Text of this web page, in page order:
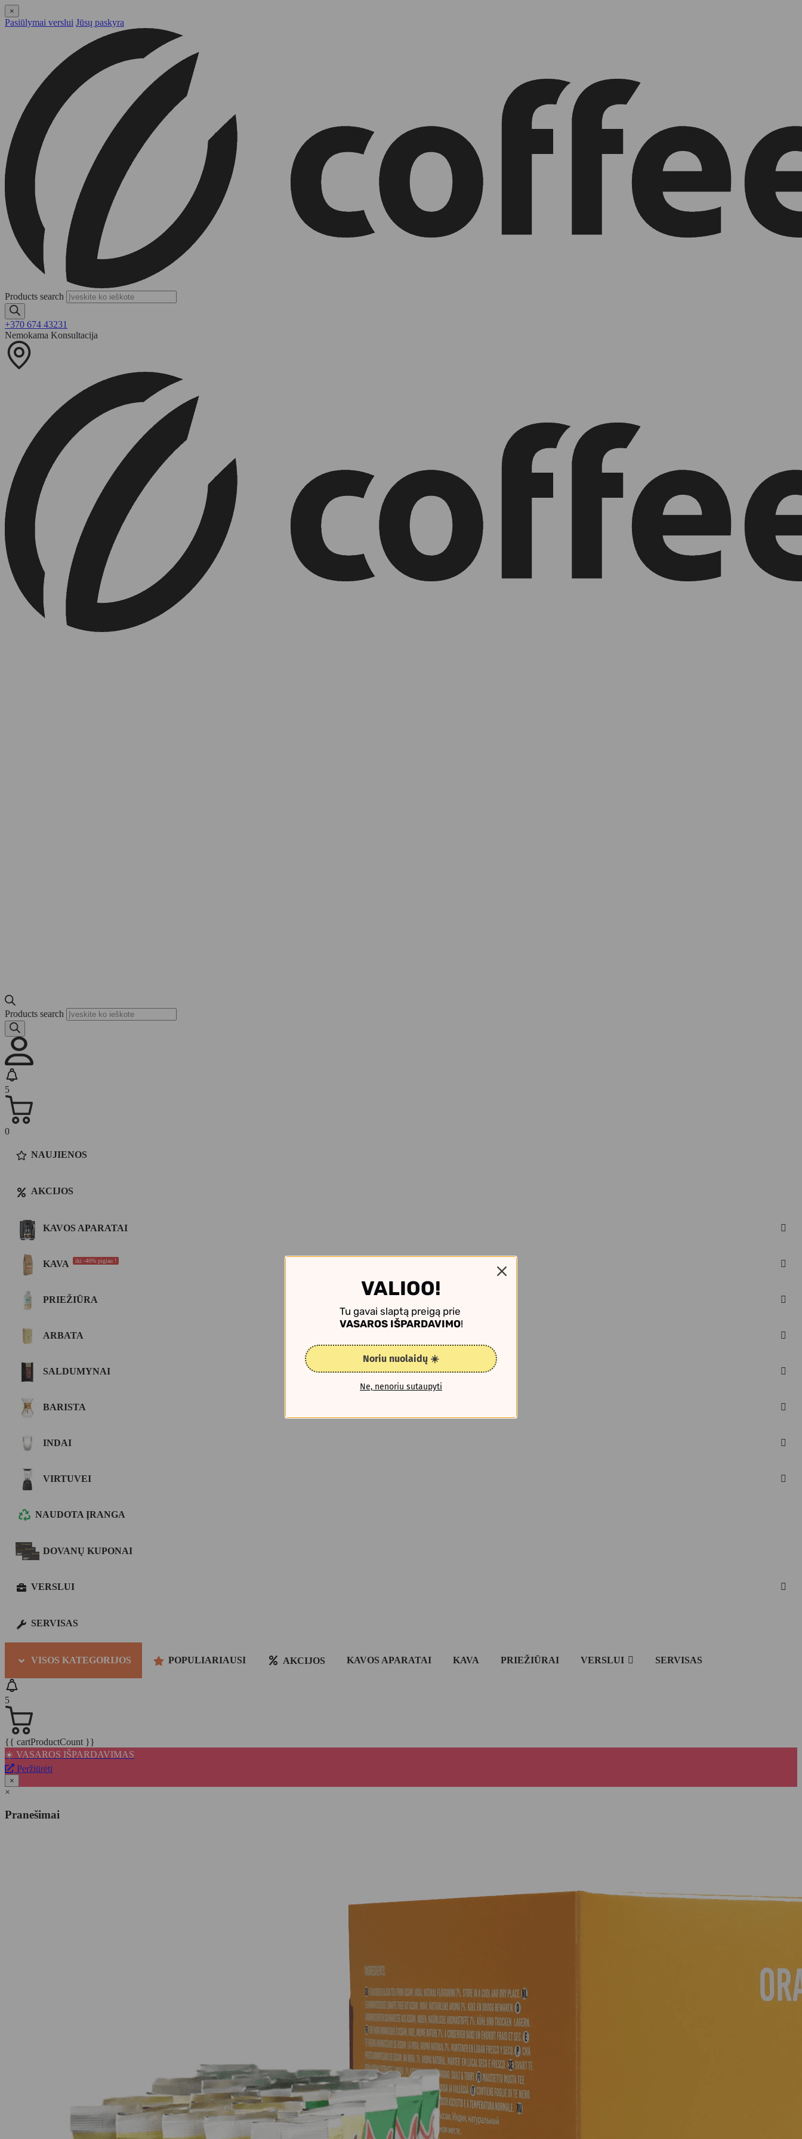
×
Pasiūlymai verslui Jūsų paskyra
Products search
+370 674 43231
Nemokama Konsultacija
Products search
5
0
NAUJIENOS
AKCIJOS
KAVOS APARATAI
KAVA iki -40% pigiau !
PRIEŽIŪRA
ARBATA
SALDUMYNAI
BARISTA
INDAI
VIRTUVEI
NAUDOTA ĮRANGA
DOVANŲ KUPONAI
VERSLUI
SERVISAS
VISOS KATEGORIJOS POPULIARIAUSI AKCIJOS KAVOS APARATAI KAVA PRIEŽIŪRAI VERSLUI SERVISAS
5
{{ cartProductCount }}
☀️ VASAROS IŠPARDAVIMAS
Peržiūrėti
×
×
Pranešimai
VALIOO!
Tu gavai slaptą preigą prie
VASAROS IŠPARDAVIMO!
Noriu nuolaidų ☀️
Ne, nenoriu sutaupyti